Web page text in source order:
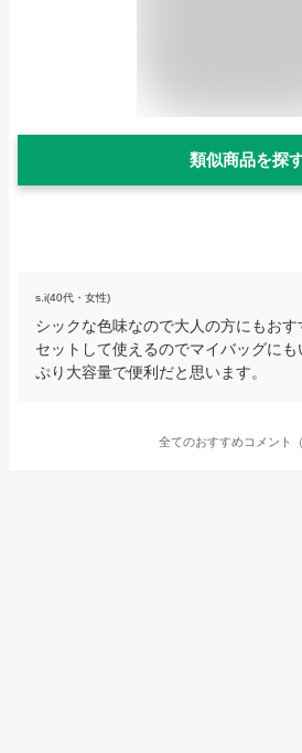
類似商品を探
s.i(40代・女性)
シックな色味なので大人の方にもお
セットして使えるのでマイバッグに
ぷり大容量で便利だと思います。
全てのおすすめコメント（